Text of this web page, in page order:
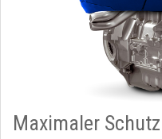
Maximaler